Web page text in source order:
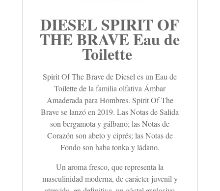
DIESEL SPIRIT OF
THE BRAVE Eau de
Toilette
Spirit Of The Brave de Diesel es un Eau de
Toilette de la familia olfativa Ámbar
Amaderada para Hombres. Spirit Of The
Brave se lanzó en 2019. Las Notas de Salida
son bergamota y gálbano; las Notas de
Corazón son abeto y ciprés; las Notas de
Fondo son haba tonka y ládano.
Un aroma fresco, que representa la
masculinidad moderna, de carácter juvenil y